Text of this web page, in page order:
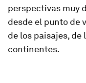
perspectivas muy
desde el punto de
de los paisajes, de
continentes.